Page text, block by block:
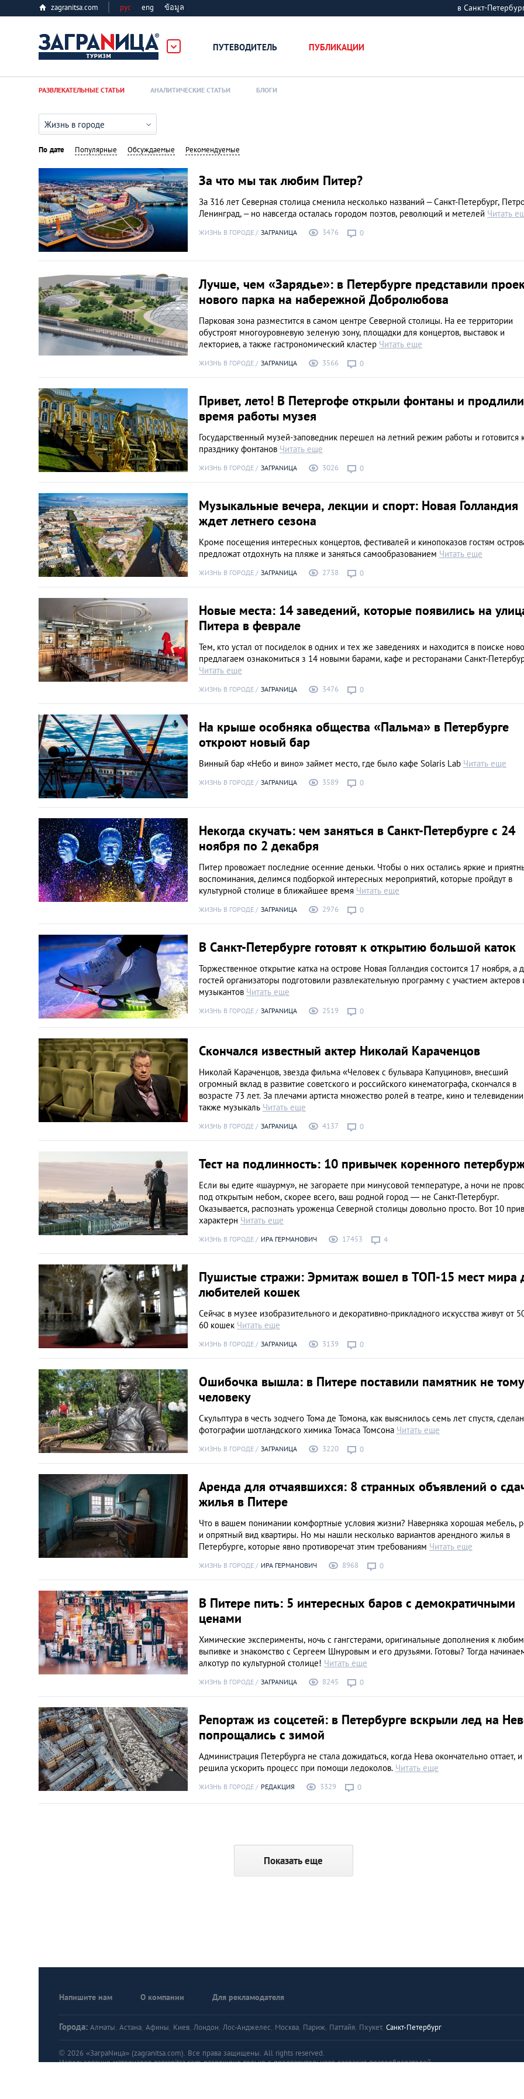
zagranitsa.com рус eng ข้อมูล в Санкт-
ПУТЕВОДИТЕЛЬ ПУБЛИКАЦИИ
Алматы
Астана
Афины
Лондон
Лос-Анджелес
Париж
Паттайя
Пхукет
Санкт-Петербург
РАЗВЛЕКАТЕЛЬНЫЕ СТАТЬИ АНАЛИТИЧЕСКИЕ СТАТЬИ БЛОГИ
Жизнь в городе
По дате Популярные Обсуждаемые Рекомендуемые
За что мы так любим Питер?
За 316 лет Северная столица сменила нескольк­о названий – Санкт-Петербург,
Ленинград, – но навсегда осталась городом поэтов, революций и метелей Читать
ЖИЗНЬ В ГОРОДЕ ЗАГРАNИЦА 3476 0
Лучше, чем «Зарядье»: в Петербурге представили
нового парка на набережной Добролюбова
Парковая зона разместится в самом центре Северной столицы. На ее территории
обустроят многоуровневую зеленую зону, площадки для концертов, выставок и
лекториев, а также гастрономический кластер Читать еще
ЖИЗНЬ В ГОРОДЕ ЗАГРАNИЦА 3566 0
Привет, лето! В Петергофе открыли фонтаны и продлили
время работы музея
Государственный музей-заповедник перешел на летний режим работы и готовится
празднику фонтанов Читать еще
ЖИЗНЬ В ГОРОДЕ ЗАГРАNИЦА 3026 0
Музыкальные вечера, лекции и спорт: Новая Голландия
ждет летнего сезона
Кроме посещения интересных концертов, фестивалей и кинопоказов гостям
предложат отдохнуть на пляже и заняться самообразованием Читать еще
ЖИЗНЬ В ГОРОДЕ ЗАГРАNИЦА 2738 0
Новые места: 14 заведений, которые появились на
Питера в феврале
Тем, кто устал от посиделок в одних и тех же заведениях и находится в поиске
предлагаем ознакомиться з 14 новыми барами, кафе и ресторанами Санкт-
Читать еще
ЖИЗНЬ В ГОРОДЕ ЗАГРАNИЦА 3476 0
На крыше особняка общества «Пальма» в Петербурге
откроют новый бар
Винный бар «Небо и вино» займет место, где было кафе Solaris Lab Читать еще
ЖИЗНЬ В ГОРОДЕ ЗАГРАNИЦА 3589 0
Некогда скучать: чем заняться в Санкт-Петербурге с 24
ноября по 2 декабря
Питер провожает последние осенние деньки. Чтобы о них остались яркие и
воспоминания, делимся подборкой интересных мероприятий, которые пройдут в
культурной столице в ближайшее время Читать еще
ЖИЗНЬ В ГОРОДЕ ЗАГРАNИЦА 2976 0
В Санкт-Петербурге готовят к открытию большой каток
Торжественное открытие катка на острове Новая Голландия состоится 17 ноября, а
гостей организаторы подготовили развлекательную программу с участием актеров
музыкантов Читать еще
ЖИЗНЬ В ГОРОДЕ ЗАГРАNИЦА 2519 0
Скончался известный актер Николай Караченцов
Николай Караченцов, звезда фильма «Человек с бульвара Капуцинов», внесший
огромный вклад в развитие советского и российского кинематографа, скончался в
возрасте 73 лет. За плечами артиста множество ролей в театре, кино и
также музыкаль Читать еще
ЖИЗНЬ В ГОРОДЕ ЗАГРАNИЦА 4137 0
Тест на подлинность: 10 привычек коренного
Если вы едите «шаурму», не загораете при минусовой температуре, а ночи не
под открытым небом, скорее всего, ваш родной город — не Санкт-Петербург.
Оказывается, распознать уроженца Северной столицы довольно просто. Вот 10
характерн Читать еще
ЖИЗНЬ В ГОРОДЕ ИРА ГЕРМАНОВИЧ 17453 4
Пушистые стражи: Эрмитаж вошел в ТОП-15 мест мира
любителей кошек
Сейчас в музее изобразительного и декоративно-прикладного искусства живут от
60 кошек Читать еще
ЖИЗНЬ В ГОРОДЕ ЗАГРАNИЦА 3139 0
Ошибочка вышла: в Питере поставили памятник не тому
человеку
Скульптура в честь зодчего Тома де Томона, как выяснилось семь лет спустя,
фотографии шотландского химика Томаса Томсона Читать еще
ЖИЗНЬ В ГОРОДЕ ЗАГРАNИЦА 3220 0
Аренда для отчаявшихся: 8 странных объявлений о
жилья в Питере
Что в вашем понимании комфортные условия жизни? Наверняка хорошая мебель,
и опрятный вид квартиры. Но мы нашли несколько вариантов арендного жилья в
Петербурге, которые явно противоречат этим требованиям Читать еще
ЖИЗНЬ В ГОРОДЕ ИРА ГЕРМАНОВИЧ 8968 0
В Питере пить: 5 интересных баров с демократичными
ценами
Химические эксперименты, ночь с гангстерами, оригинальные дополнения к
выпивке и знакомство с Сергеем Шнуровым и его друзьями. Готовы? Тогда
алкотур по культурной столице! Читать еще
ЖИЗНЬ В ГОРОДЕ ЗАГРАNИЦА 8245 0
Репортаж из соцсетей: в Петербурге вскрыли лед на
попрощались с зимой
Администрация Петербурга не стала дожидаться, когда Нева окончательно оттает, и
решила ускорить процесс при помощи ледоколов. Читать еще
ЖИЗНЬ В ГОРОДЕ РЕДАКЦИЯ 3329 0
Показать еще
Ночной
в подсветке
ЖИЗНЬ В ГОРОДЕ
Напишите нам О компании Для рекламодателя
Города: Алматы, Астана, Афины, Киев, Лондон, Лос-Анджелес, Москва, Париж, Паттайя, Пхукет, Санкт-Петербург
© 2026 «ЗаграNица» (zagranitsa.com). Все права защищены. All rights reserved.
Использование материалов zagranitsa.com разрешено только с предварительного согласия правообладателей.